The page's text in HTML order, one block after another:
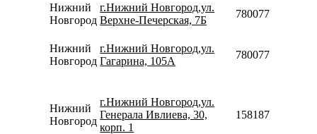
Нижний
Новгород
г.Нижний Новгород,ул.
Верхне-Печерская, 7Б
78007753553
Нижний
Новгород
г.Нижний Новгород,ул.
Гагарина, 105А
78007753553
Нижний
Новгород
г.Нижний Новгород,ул.
Генерала Ивлиева, 30,
корп. 1
158187751367